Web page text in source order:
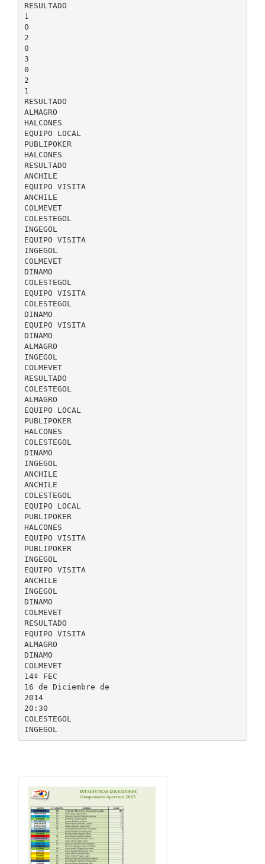
RESULTADO
1
0
2
0
3
0
2
1
RESULTADO
ALMAGRO
HALCONES
EQUIPO LOCAL
PUBLIPOKER
HALCONES
RESULTADO
ANCHILE
EQUIPO VISITA
ANCHILE
COLMEVET
COLESTEGOL
INGEGOL
EQUIPO VISITA
INGEGOL
COLMEVET
DINAMO
COLESTEGOL
EQUIPO VISITA
COLESTEGOL
DINAMO
EQUIPO VISITA
DINAMO
ALMAGRO
INGEGOL
COLMEVET
RESULTADO
COLESTEGOL
ALMAGRO
EQUIPO LOCAL
PUBLIPOKER
HALCONES
COLESTEGOL
DINAMO
INGEGOL
ANCHILE
ANCHILE
COLESTEGOL
EQUIPO LOCAL
PUBLIPOKER
HALCONES
EQUIPO VISITA
PUBLIPOKER
INGEGOL
EQUIPO VISITA
ANCHILE
INGEGOL
DINAMO
COLMEVET
RESULTADO
EQUIPO VISITA
ALMAGRO
DINAMO
COLMEVET
14º FEC
16 de Diciembre de
2014
20:30
COLESTEGOL